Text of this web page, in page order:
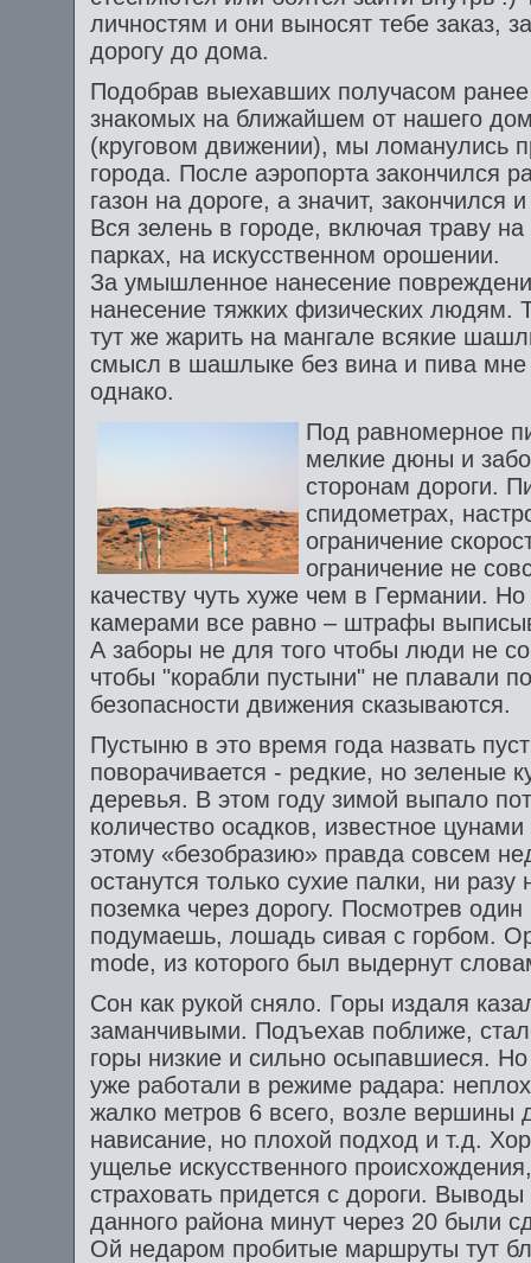
личностям и они выносят тебе заказ,
дорогу до дома.
Подобрав выехавших получасом
знакомых на ближайшем от нашего
(круговом движении), мы ломанулись
города. После аэропорта закончился
газон на дороге, а значит, закончился
Вся зелень в городе, включая траву на
парках, на искусственном орошении.
За умышленное нанесение
нанесение тяжких физических людям.
тут же жарить на мангале всякие
смысл в шашлыке без вина и пива мне
однако.
Под равномерное
мелкие дюны и
сторонам дороги.
спидометрах,
ограничение
ограничение не
качеству чуть хуже чем в Германии.
камерами все равно – штрафы
А заборы не для того чтобы люди не
чтобы "корабли пустыни" не плавали
безопасности движения сказываются.
Пустыню в это время года назвать
поворачивается - редкие, но зеленые
деревья. В этом году зимой выпало
количество осадков, известное
этому «безобразию» правда совсем
останутся только сухие палки, ни
поземка через дорогу. Посмотрев
подумаешь, лошадь сивая с горбом.
mode, из которого был выдернут
Сон как рукой сняло. Горы издаля
заманчивыми. Подъехав поближе,
горы низкие и сильно осыпавшиеся. Но
уже работали в режиме радара:
жалко метров 6 всего, возле вершины
нависание, но плохой подход и т.д.
ущелье искусственного
страховать придется с дороги.
данного района минут через 20 были
Ой недаром пробитые маршруты тут